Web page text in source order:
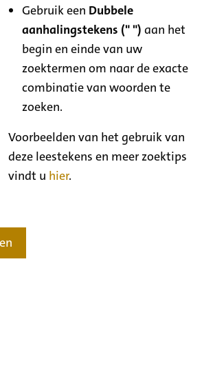
Gebruik een Dubbele
aanhalingstekens (" ") aan het
begin en einde van uw
zoektermen om naar de exacte
combinatie van woorden te
zoeken.
Voorbeelden van het gebruik van
deze leestekens en meer zoektips
vindt u hier.